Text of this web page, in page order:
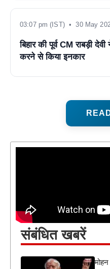
03:07 pm (IST) • 30 May
बिहार की पूर्व CM राबड़ी
करने से किया इनकार
संबंधित खबरें